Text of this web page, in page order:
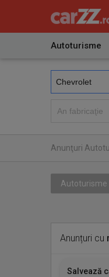
Autoturisme
Anunţuri
Autoturisme
Anunțuri cu
Salvează